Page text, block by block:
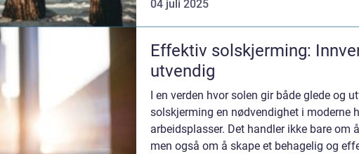
04 juli 2025
Effektiv solskjerming:
utvendig
I en verden hvor solen gir både glede og
solskjerming en nødvendighet i moderne
arbeidsplasser. Det handler ikke bare om
men også om å skape et behagelig og